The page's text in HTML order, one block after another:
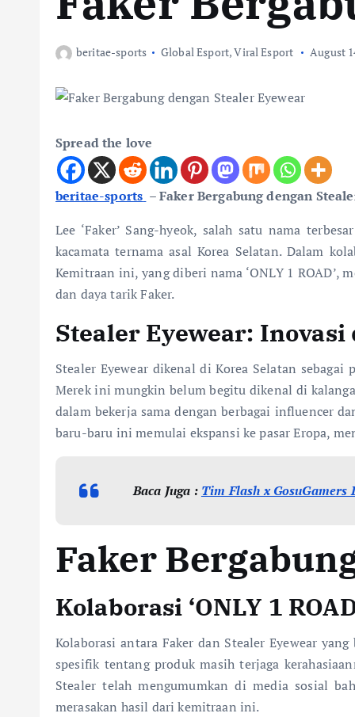
beritae-sports Global Esport,Viral Esport August
Spread the love
beritae-sports – Faker Bergabung dengan
Lee ‘Faker’ Sang-hyeok, salah satu nama
kacamata ternama asal Korea Selatan. Dalam
Kemitraan ini, yang diberi nama ‘ONLY 1 ROAD’,
dan daya tarik Faker.
Stealer Eyewear:
Stealer Eyewear dikenal di Korea Selatan
Merek ini mungkin belum begitu dikenal di
dalam bekerja sama dengan berbagai influencer
baru-baru ini memulai ekspansi ke pasar Eropa,
Baca Juga : Tim Flash x
Faker
Kolaborasi ‘ONLY 1
Kolaborasi antara Faker dan Stealer Eyewear
spesifik tentang produk masih terjaga
Stealer telah mengumumkan di media sosial
merasakan hasil dari kemitraan ini.